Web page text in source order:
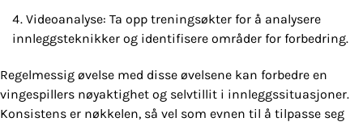
Videoanalyse: Ta opp treningsøkter for å analysere
innleggsteknikker og identifisere områder for forbedring.
Regelmessig øvelse med disse øvelsene kan forbedre en
vingespillers nøyaktighet og selvtillit i innleggssituasjoner.
Konsistens er nøkkelen, så vel som evnen til å tilpasse seg